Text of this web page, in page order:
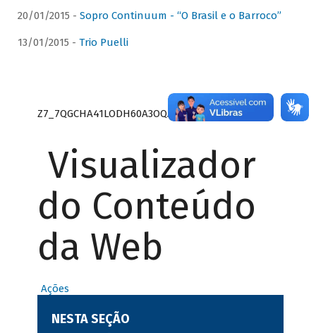
20/01/2015 - Sopro Continuum - “O Brasil e o Barroco”
13/01/2015 - Trio Puelli
Z7_7QGCHA41LODH60A3OQA8RN1415
Visualizador
do Conteúdo
da Web
Ações
NESTA SEÇÃO